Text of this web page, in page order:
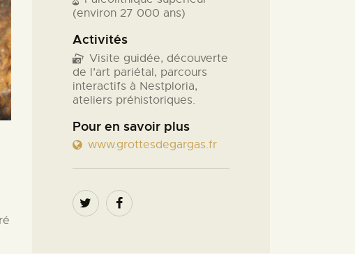
(environ 27 000 ans)
Activités
Visite guidée, découverte
de l’art pariétal, parcours
interactifs à Nestploria,
ateliers préhistoriques.
Pour en savoir plus
www.grottesdegargas.fr